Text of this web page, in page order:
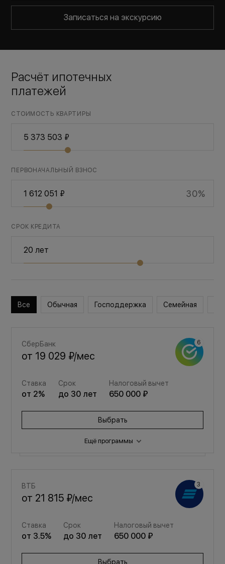
Записаться на экскурсию
Расчёт ипотечных
платежей
СТОИМОСТЬ КВАРТИРЫ
ПЕРВОНАЧАЛЬНЫЙ ВЗНОС
30%
СРОК КРЕДИТА
Все Обычная Господдержка Семейная
СберБанк
от 19 029 ₽/мес
Ставка
от 2%
Срок
до 30 лет
Налоговый вычет
650 000 ₽
Выбрать
Ещё программы
от25 480 ₽
от3.5% до30 650 000 ₽
Выбрать
ВТБ
от 21 815 ₽/мес
Ставка
от 3.5%
Срок
до 30 лет
Налоговый вычет
650 000 ₽
Выбрать